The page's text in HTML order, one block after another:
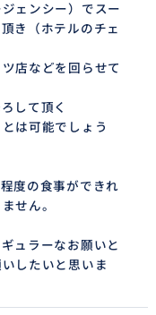
ェンシー）でスー
き（ホテルのチェ
店などを回らせて
して頂く
は可能でしょう
度の食事ができれ
せん。
ュラーなお願いと
したいと思いま